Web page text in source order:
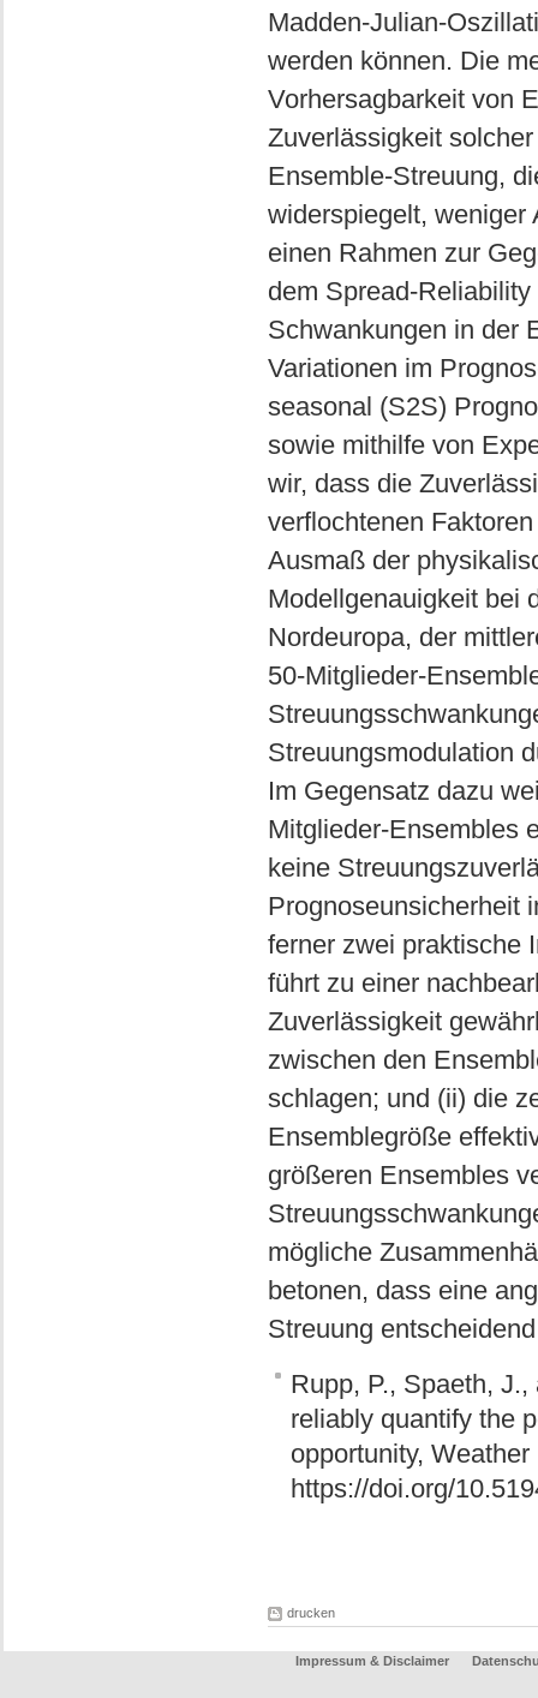
Madden-Julian-
werden können. Die
Vorhersagbarkeit von
Zuverlässigkeit
Ensemble-Streuung,
widerspiegelt, weniger
einen Rahmen zur
dem Spread-
Schwankungen in der
Variationen im
seasonal (S2S)
sowie mithilfe von
wir, dass die
verflochtenen
Ausmaß der
Modellgenauigkeit bei
Nordeuropa, der
50-Mitglieder-
Streuungsmodulation
Im Gegensatz dazu
Mitglieder-Ensembles
keine
Prognoseunsicherheit
ferner zwei praktische
führt zu einer
Zuverlässigkeit
zwischen den
schlagen; und (ii) die
Ensemblegröße
größeren Ensembles
mögliche
betonen, dass eine
Streuung
Rupp, P., Spaeth,
reliably quantify the
opportunity,
https://doi.org/
drucken
Impressum & Disclaimer